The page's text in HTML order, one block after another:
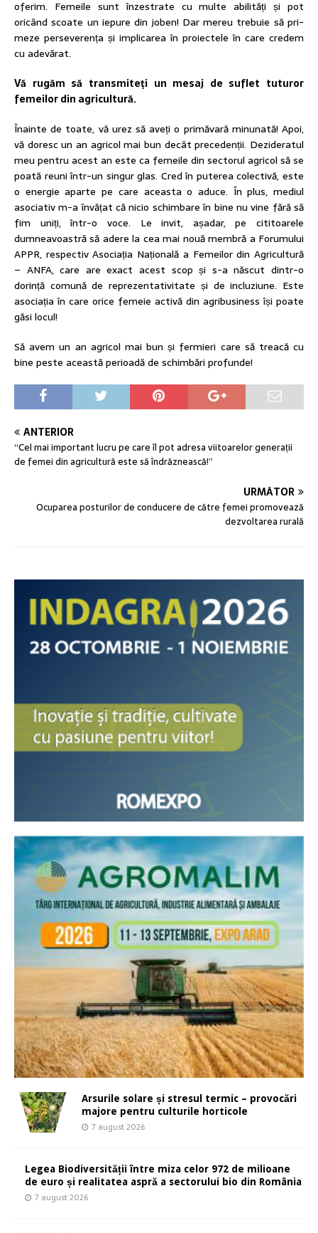
oferim. Femeile sunt înzestrate cu multe abilități și pot
oricând scoate un iepure din joben! Dar mereu trebuie să pri­
meze perseverența și implicarea în proiectele în care credem
cu adevărat.
Vă rugăm să transmiteţi un mesaj de suflet tuturor
femeilor din agricultură.
Înainte de toate, vă urez să aveți o primăvară minunată! Apoi,
vă doresc un an agricol mai bun decât precedenții. Dezideratul
meu pentru acest an este ca femeile din sectorul agricol să se
poată reuni într-un singur glas. Cred în puterea colectivă, este
o energie aparte pe care aceasta o aduce. În plus, mediul
asociativ m-a învățat că nicio schimbare în bine nu vine fără să
fim uniți, într-o voce. Le invit, așadar, pe cititoarele
dumneavoastră să adere la cea mai nouă membră a Forumului
APPR, respectiv Asociația Națională a Femeilor din Agricultură
– ANFA, care are exact acest scop și s-a născut dintr-o
dorință comună de reprezentativitate și de incluziune. Este
asociația în care orice femeie activă din agribusiness își poate
găsi locul!
Să avem un an agricol mai bun și fermieri care să treacă cu
bine peste această perioadă de schimbări profunde!
ANTERIOR
“Cel mai important lucru pe care îl pot adresa viitoarelor generații
de femei din agricultură este să îndrăznească!”
URMĂTOR
Ocuparea posturilor de conducere de către femei promovează
dezvoltarea rurală
Arsurile solare și stresul termic – provocări
majore pentru culturile horticole
7 august 2026
Legea Biodiversității între miza celor 972 de milioane
de euro și realitatea aspră a sectorului bio din România
7 august 2026